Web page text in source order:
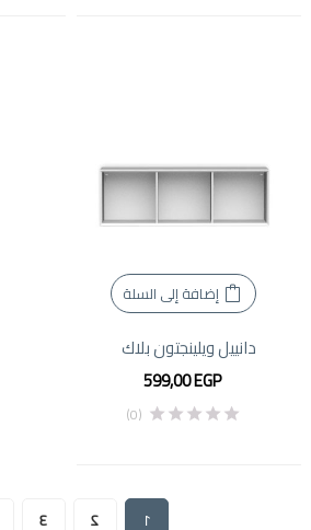
إضافة إلى السلة
دانييل ويلينجتون بلاك
599,00EGP
(0)
1
2
3